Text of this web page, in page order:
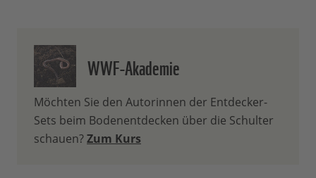
WWF-Akademie
Möchten Sie den Autorinnen der Entdecker-
Sets beim Bodenentdecken über die Schulter
schauen?Zum Kurs